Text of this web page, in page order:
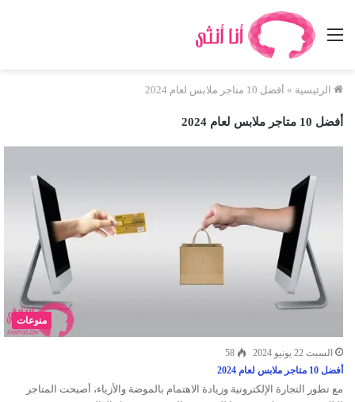
القائمة
الرئيسية » أفضل 10 متاجر ملابس لعام 2024
أفضل 10 متاجر ملابس لعام 2024
منوعات
السبت 22 يونيو 2024
58
أفضل 10 متاجر ملابس لعام 2024
مع تطور التجارة الإلكترونية وزيادة الاهتمام بالموضة والأزياء، أصبحت المتاجر